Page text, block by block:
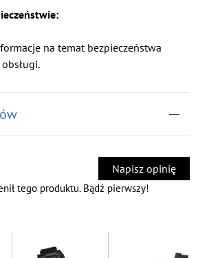
na temat bezpieczeństwa
Napisz opinię
tego produktu. Bądź pierwszy!